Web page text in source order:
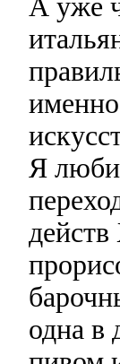
Я
одна в